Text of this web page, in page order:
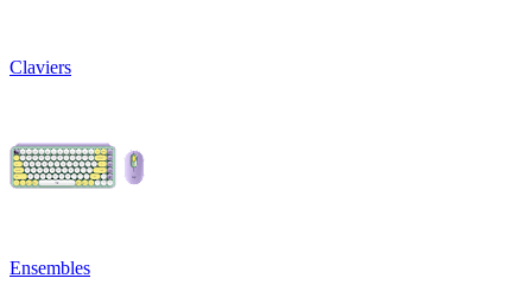
Claviers
Ensembles